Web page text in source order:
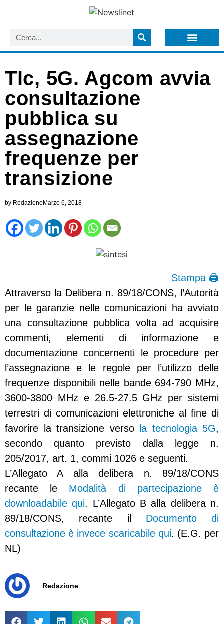
Tlc, 5G. Agcom avvia
consultazione
pubblica su
assegnazione
frequenze per
transizione
by RedazioneMarzo 6, 2018
Stampa 🖨
Attraverso la Delibera n. 89/18/CONS, l’Autorità
per le garanzie nelle comunicazioni ha avviato
una consultazione pubblica volta ad acquisire
commenti, elementi di informazione e
documentazione concernenti le procedure per
l’assegnazione e le regole per l’utilizzo delle
frequenze disponibili nelle bande 694-790 MHz,
3600-3800 MHz e 26.5-27.5 GHz per sistemi
terrestri di comunicazioni elettroniche al fine di
favorire la transizione versola tecnologia 5G,
secondo quanto previsto dalla legge n.
205/2017, art. 1, commi 1026 e seguenti.
L’Allegato A alla delibera n. 89/18/CONS
recante le Modalità di partecipazione è
downloadabile qui. L’Allegato B alla delibera n.
89/18/CONS, recante il Documento di
consultazione è invece scaricabile qui. (E.G. per
NL)
Redazione